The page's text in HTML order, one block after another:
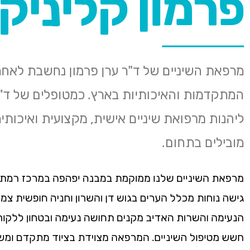
מרפאת השיניים של ד"ר ערן פרמון נחשבת
המתקדמות והאיכותיות בארץ. כמטופלים של
ליהנות מרפואת שיניים אישית, מקצועית
מובילים בתחום.
מרפאת השיניים שלנו ממוקמת במבנה יפהפה במרכז
גישה נוחות מכלל הערים בגוש דן והשרון וחניה חופשית
הנעימה והשרות האדיב מקנים תחושה נעימה ובטחון
חשש מטיפול השיניים. המרפאה מצוידת בציוד מתקדם